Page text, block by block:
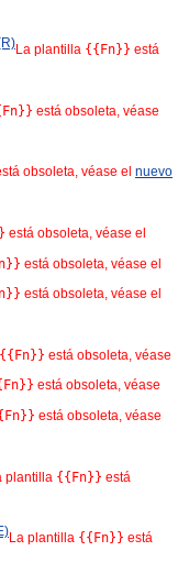
La plantilla {{Fn}} está
está obsoleta, véase
obsoleta, véase el nuevo
está obsoleta, véase el
está obsoleta, véase el
está obsoleta, véase el
{{Fn}} está obsoleta, véase
está obsoleta, véase
está obsoleta, véase
plantilla {{Fn}} está
La plantilla {{Fn}} está